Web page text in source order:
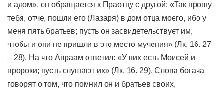
и адом», он обращается к Праотцу с другой: «Так прошу
тебя, отче, пошли его (Лазаря) в дом отца моего, ибо у
меня пять братьев; пусть он засвидетельствует им,
чтобы и они не пришли в это место мучения» (Лк. 16. 27
– 28). На что Авраам ответил: «У них есть Моисей и
пророки; пусть слушают их» (Лк. 16. 29). Слова богача
говорят о том, что помнил он и братьев своих,